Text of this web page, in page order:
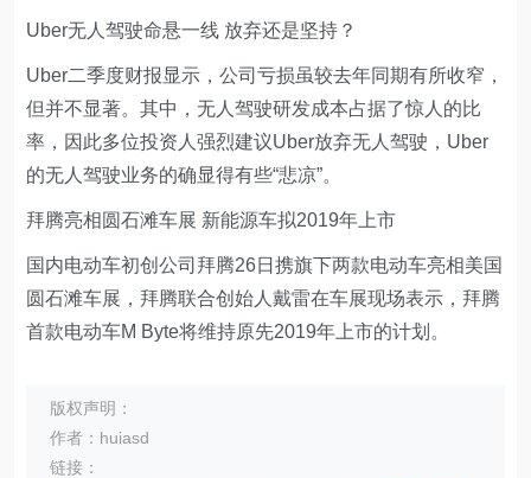
Uber无人驾驶命悬一线 放弃还是坚持？
Uber二季度财报显示，公司亏损虽较去年同期有所收窄，
但并不显著。其中，无人驾驶研发成本占据了惊人的比
率，因此多位投资人强烈建议Uber放弃无人驾驶，Uber
的无人驾驶业务的确显得有些“悲凉”。
拜腾亮相圆石滩车展 新能源车拟2019年上市
国内电动车初创公司拜腾26日携旗下两款电动车亮相美国
圆石滩车展，拜腾联合创始人戴雷在车展现场表示，拜腾
首款电动车M Byte将维持原先2019年上市的计划。
版权声明：
作者：huiasd
链接：